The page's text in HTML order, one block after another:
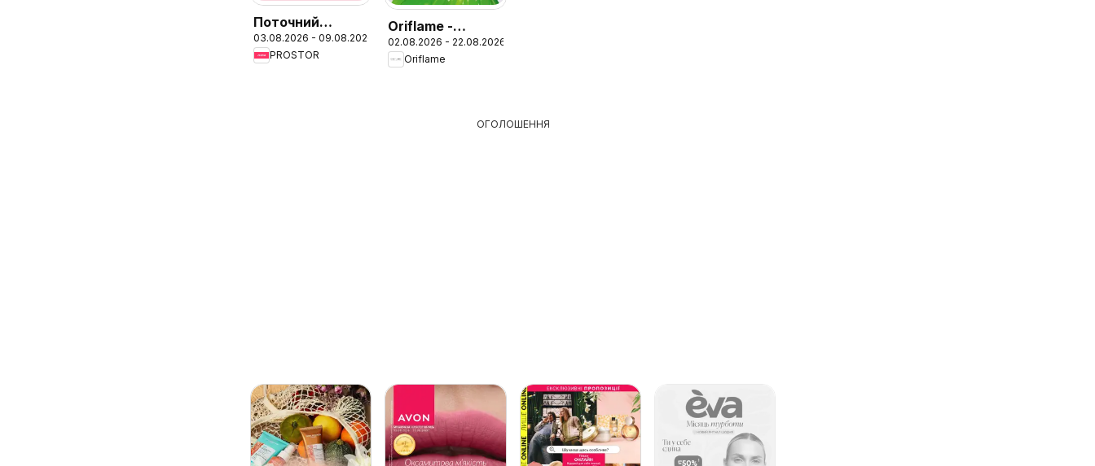
Поточний
каталог
03.08.2026 - 09.08.2026
PROSTOR
Oriflame -
Каталог 11
02.08.2026 - 22.08.2026
Oriflame
ОГОЛОШЕННЯ